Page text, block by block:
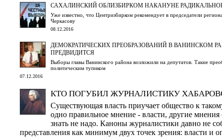
САХАЛИНСКИЙ ОБЛИЗБИРКОМ НАКАНУНЕ
Уже известно, что Центризбирком рекомендует в председатели
Черкасову
08.12.2016
ДЕМОКРАТИЧЕСКИХ ПРЕОБРАЗОВАНИЙ В ВАНИНСКОМ
ПРЕДВИДИТСЯ
Выборы главы Ванинского района возложили на депутатов. Такие
политическим тупиком
07.12.2016
КТО ПОГУБИЛ ЖУРНАЛИСТИКУ
Существующая власть приучает общество к
одно правильное мнение - власти, другие
знать не надо. Каноны журналистики давно не
представления как минимум двух точек зрения: власти и